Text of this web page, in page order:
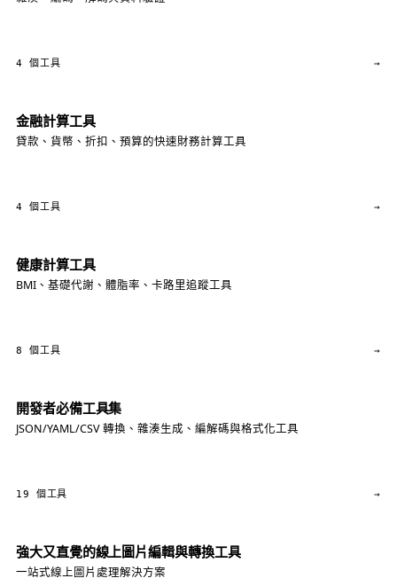
4 個工具 →
金融計算工具
貸款、貨幣、折扣、預算的快速財務計算工具
4 個工具 →
健康計算工具
BMI、基礎代謝、體脂率、卡路里追蹤工具
8 個工具 →
開發者必備工具集
JSON/YAML/CSV 轉換、雜湊生成、編解碼與格式化工具
19 個工具 →
強大又直覺的線上圖片編輯與轉換工具
一站式線上圖片處理解決方案